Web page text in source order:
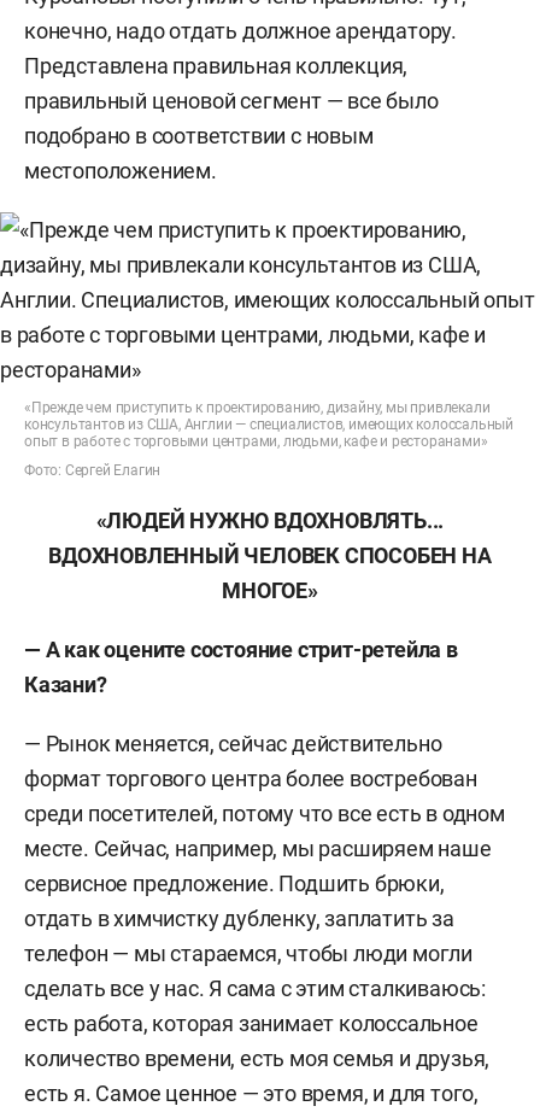
конечно, надо отдать должное арендатору.
Представлена правильная коллекция,
правильный ценовой сегмент — все было
подобрано в соответствии с новым
местоположением.
«Прежде чем приступить к проектированию, дизайну, мы привлекали
консультантов из США, Англии — специалистов, имеющих колоссальный
опыт в работе с торговыми центрами, людьми, кафе и ресторанами»
Фото: Сергей Елагин
«ЛЮДЕЙ НУЖНО ВДОХНОВЛЯТЬ...
ВДОХНОВЛЕННЫЙ ЧЕЛОВЕК СПОСОБЕН НА
МНОГОЕ»
— А как оцените состояние стрит-ретейла в
Казани?
— Рынок меняется, сейчас действительно
формат торгового центра более востребован
среди посетителей, потому что все есть в одном
месте. Сейчас, например, мы расширяем наше
сервисное предложение. Подшить брюки,
отдать в химчистку дубленку, заплатить за
телефон — мы стараемся, чтобы люди могли
сделать все у нас. Я сама с этим сталкиваюсь:
есть работа, которая занимает колоссальное
количество времени, есть моя семья и друзья,
есть я. Самое ценное — это время, и для того,